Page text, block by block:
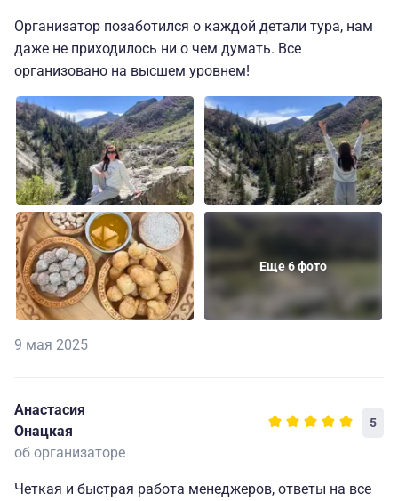
Организатор позаботился о каждой детали тура, нам
даже не приходилось ни о чем думать. Все
организовано на высшем уровнем!
Еще 6 фото
9 мая 2025
Анастасия
Онацкая
5
об организаторе
Четкая и быстрая работа менеджеров, ответы на все